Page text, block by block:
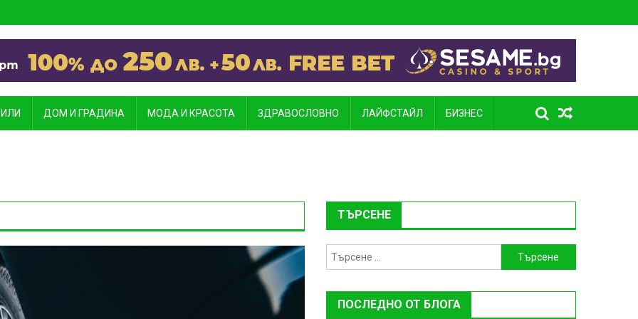
ДОМ И ГРАДИНА МОДА И КРАСОТА ЗДРАВОСЛОВНО ЛАЙФСТАЙЛ БИЗНЕС
ТЪРСЕНЕ
Търсене
за:
ПОСЛЕДНО ОТ БЛОГА